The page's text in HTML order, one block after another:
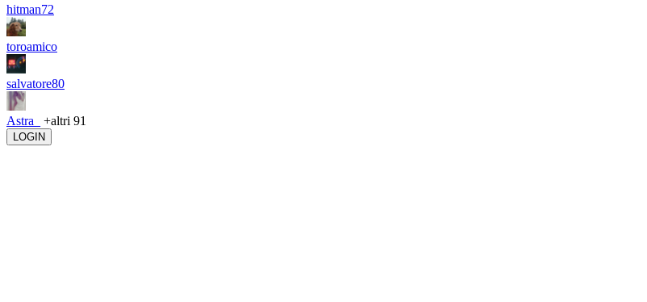
hitman72
toroamico
salvatore80
Astra_ +altri 91
LOGIN